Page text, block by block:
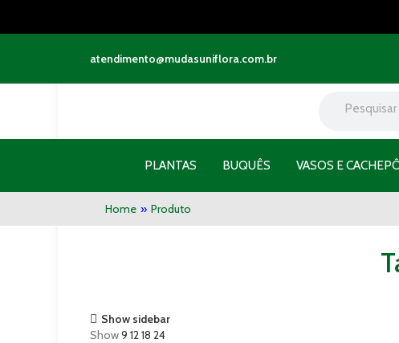
atendimento@mudasuniflora.com.br
PLANTAS BUQUÊS VASOS E
Home » Produto
Show sidebar
Show9 1218 24